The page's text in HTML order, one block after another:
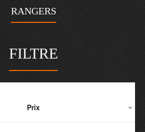
RANGERS
FILTRE
Prix